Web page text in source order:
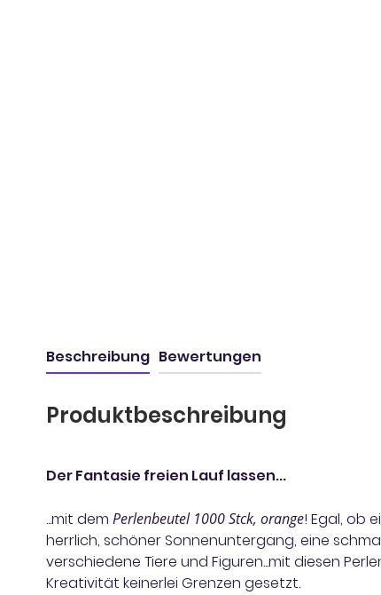
Beschreibung Bewertungen
Produktbeschreibung
Der Fantasie freien Lauf lassen...
...mit dem Perlenbeutel 1000 Stck, orange! Egal, ob
herrlich, schöner Sonnenuntergang, eine
verschiedene Tiere und Figuren...mit diesen
Kreativität keinerlei Grenzen gesetzt.